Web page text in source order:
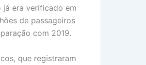
já era verificado em
de passageiros
com 2019.
que registraram